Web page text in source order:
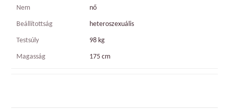
Nem nő
Beállítottság heteroszexuális
Testsúly 98 kg
Magasság 175 cm